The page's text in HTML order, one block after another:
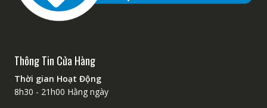
Thông Tin Cửa Hàng
Thời gian Hoạt Động
8h30 - 21h00 Hằng ngày